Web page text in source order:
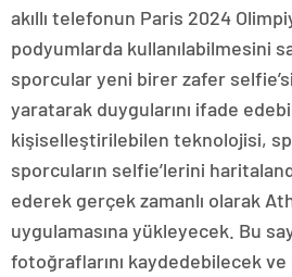
akıllı telefonun Paris 2024
podyumlarda kullanılabilmesini
sporcular yeni birer zafer
yaratarak duygularını ifade
kişiselleştirilebilen teknolojisi,
sporcuların selfie’lerini
ederek gerçek zamanlı olarak
uygulamasına yükleyecek. Bu
fotoğraflarını kaydedebilecek ve